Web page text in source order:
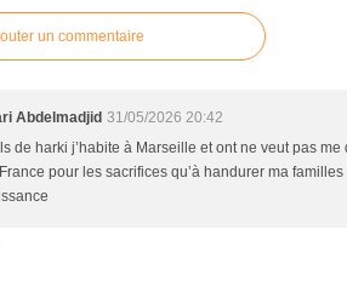
un commentaire
Abdelmadjid 31/05/2026 20:42
de harki j’habite à Marseille et ont ne veut pas
pour les sacrifices qu’à handurer ma